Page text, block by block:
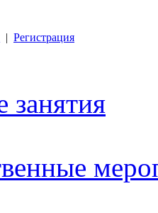
| Регистрация
занятия